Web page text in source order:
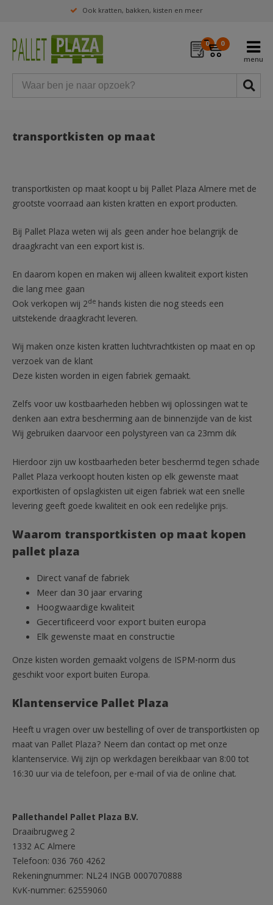
Ook kratten, bakken, kisten en meer
0 0
transportkisten op maat
transportkisten op maat koopt u bij Pallet Plaza Almere met de
grootste voorraad aan kisten kratten en export producten.
Bij Pallet Plaza weten wij als geen ander hoe belangrijk de
draagkracht van een export kist is.
En daarom kopen en maken wij alleen kwaliteit export kisten
die lang mee gaan
Ook verkopen wij 2de hands kisten die nog steeds een
uitstekende draagkracht leveren.
Wij maken onze kisten kratten luchtvrachtkisten op maat en op
verzoek van de klant
Deze kisten worden in eigen fabriek gemaakt.
Zelfs voor uw kostbaarheden hebben wij oplossingen wat te
denken aan extra bescherming aan de binnenzijde van de kist
Wij gebruiken daarvoor een polystyreen van ca 23mm dik
Hierdoor zijn uw kostbaarheden beter beschermd tegen schade
Pallet Plaza verkoopt houten kisten op elk gewenste maat
exportkisten of opslagkisten uit eigen fabriek wat een snelle
levering geeft goede kwaliteit en ook een redelijke prijs.
Waarom transportkisten op maat kopen
pallet plaza
Direct vanaf de fabriek
Meer dan 30 jaar ervaring
Hoogwaardige kwaliteit
Gecertificeerd voor export buiten europa
Elk gewenste maat en constructie
Onze kisten worden gemaakt volgens de ISPM-norm dus
geschikt voor export buiten Europa.
Klantenservice Pallet Plaza
Heeft u vragen over uw bestelling of over de transportkisten op
maat van Pallet Plaza? Neem dan contact op met onze
klantenservice. Wij zijn op werkdagen bereikbaar van 8:00 tot
16:30 uur via de telefoon, per e-mail of via de online chat.
Pallethandel Pallet Plaza B.V.
Draaibrugweg 2
1332 AC Almere
Telefoon: 036 760 4262
Rekeningnummer: NL24 INGB 0007070888
KvK-nummer: 62559060